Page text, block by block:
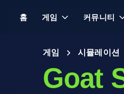
홈 게임 커뮤니티
게임 시뮬레이션
Goat